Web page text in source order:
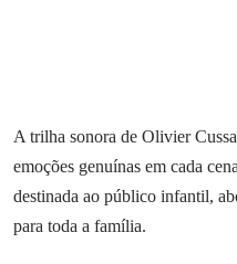
A trilha sonora de Olivier
emoções genuínas em cada
destinada ao público infantil,
para toda a família.